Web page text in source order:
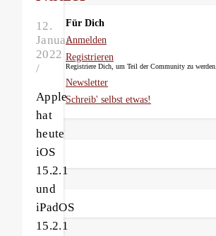
12.
Januar
2022
/
Apple
hat
heute
iOS
15.2.1
und
iPadOS
15.2.1
Für Dich
Anmelden
Registrieren
Registriere Dich, um Teil der Community zu werden.
Newsletter
Schreib' selbst etwas!